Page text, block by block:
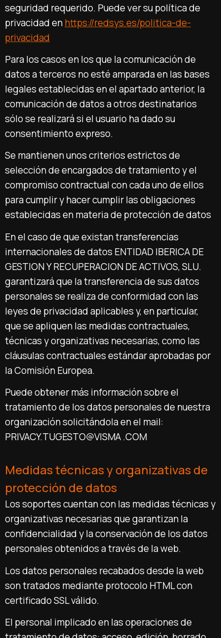
seguridad requerido. Puede ver su política de
privacidad enhttps://redsys.es/politica-de-
privacidad
Para los casos en los que la comunicación de
datos a terceros no esté amparada en las bases
legales establecidas en el apartado anterior, la
comunicación de datos a otros destinatarios
sólo se realizará si el usuario ha dado su
consentimiento expreso.
Se mantienen unos criterios estrictos de
selección de encargados de tratamiento y el
compromiso contractual con cada uno de ellos
para cumplir y hacer cumplir las obligaciones
establecidas en materia de protección de datos
En el caso de que existan transferencias
internacionales de datos ENTIDAD IBERICA DE
GESTION Y RECUPERACION DE ACTIVOS, SLU.
garantizará que la transferencia de sus datos
personales se realiza de conformidad con las
leyes de privacidad aplicables y, en particular,
que se apliquen las medidas contractuales,
técnicas y organizativas necesarias, como las
cláusulas contractuales estándar aprobadas por
la Comisión Europea.
Puede obtener más información sobre el
tratamiento de los datos personales de nuestra
organización solicitándola en el mail:
PRIVACY.TUGESTO@VISMA .COM
Medidas técnicas y organizativas de
protección de datos
Los soportes cuentan con las medidas técnicas y
organizativas necesarias que garantizan la
confidencialidad y la conservación de los datos
personales obtenidos a través de la web.
Los datos personales recabados desde la web
son tratados mediante protocolo HTML con
certificado SSL válido.
El personal implicado en las operaciones de